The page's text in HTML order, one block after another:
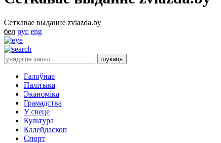
Сеткавае выданне zviazda.by
бел рус eng
Галоўнае
Палітыка
Эканоміка
Грамадства
У свеце
Культура
Калейдаскоп
Спорт